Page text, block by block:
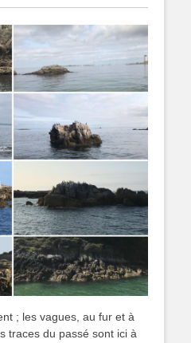
; les vagues, au fur et à
traces du passé sont ici à